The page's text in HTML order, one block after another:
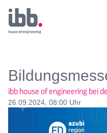
ibb house of engineering bei
26.09.2024, 08:00 Uhr